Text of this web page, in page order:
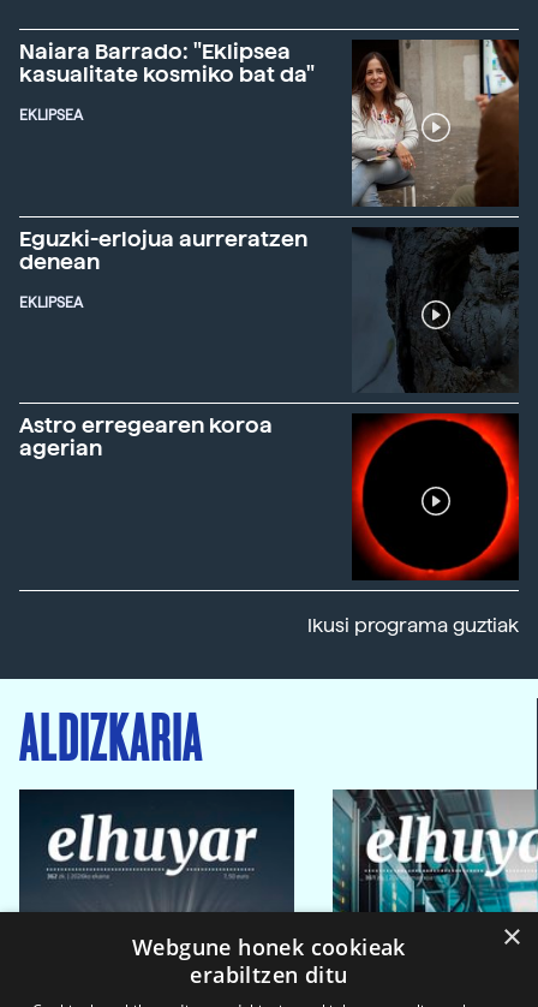
Naiara Barrado: "Eklipsea
kasualitate kosmiko bat da"
EKLIPSEA
Eguzki-erlojua aurreratzen
denean
EKLIPSEA
Astro erregearen koroa
agerian
Ikusi programa guztiak
ALDIZKARIA
×
Webgune honek cookieak
erabiltzen ditu